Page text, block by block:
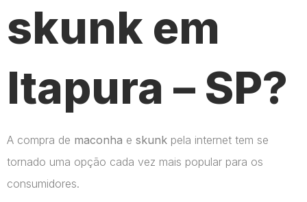
skunk em
Itapura – SP?
A compra de maconha e skunk pela internet tem se
tornado uma opção cada vez mais popular para os
consumidores.